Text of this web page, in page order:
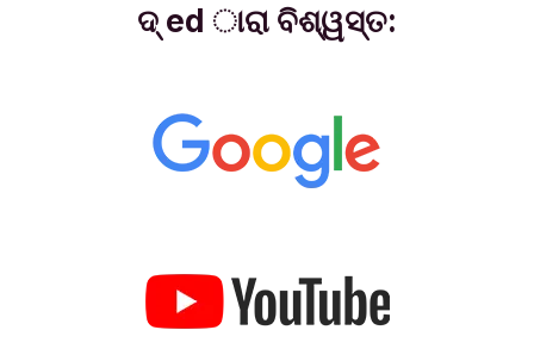
ଦ୍ ed ାରା ବିଶ୍ୱସ୍ତ: